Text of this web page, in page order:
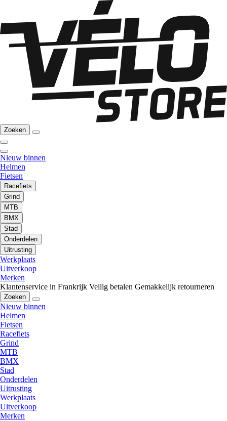
Zoeken
Nieuw binnen
Helmen
Fietsen
Racefiets
Grind
MTB
BMX
Stad
Onderdelen
Uitrusting
Werkplaats
Uitverkoop
Merken
Klantenservice in Frankrijk Veilig betalen Gemakkelijk retourneren
Zoeken
Nieuw binnen
Helmen
Fietsen
Racefiets
Grind
MTB
BMX
Stad
Onderdelen
Uitrusting
Werkplaats
Uitverkoop
Merken